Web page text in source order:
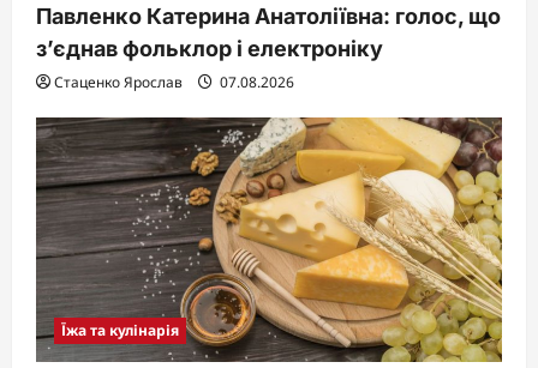
Павленко Катерина Анатоліївна: голос, що
з’єднав фольклор і електроніку
Стаценко Ярослав 07.08.2026
Їжа та кулінарія